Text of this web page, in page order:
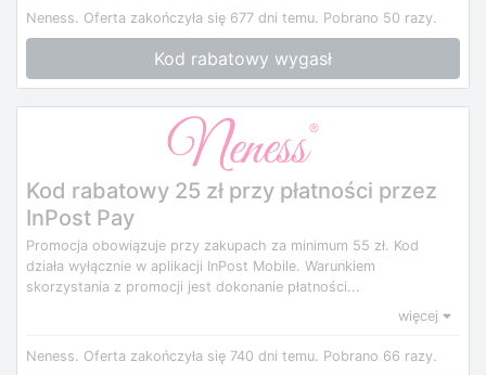
Neness. Oferta zakończyła się 677 dni temu. Pobrano 50 razy.
Kod rabatowy wygasł
Kod rabatowy 25 zł przy płatności przez
InPost Pay
Promocja obowiązuje przy zakupach za minimum 55 zł. Kod
działa wyłącznie w aplikacji InPost Mobile. Warunkiem
skorzystania z promocji jest dokonanie płatności...
więcej
Neness. Oferta zakończyła się 740 dni temu. Pobrano 66 razy.